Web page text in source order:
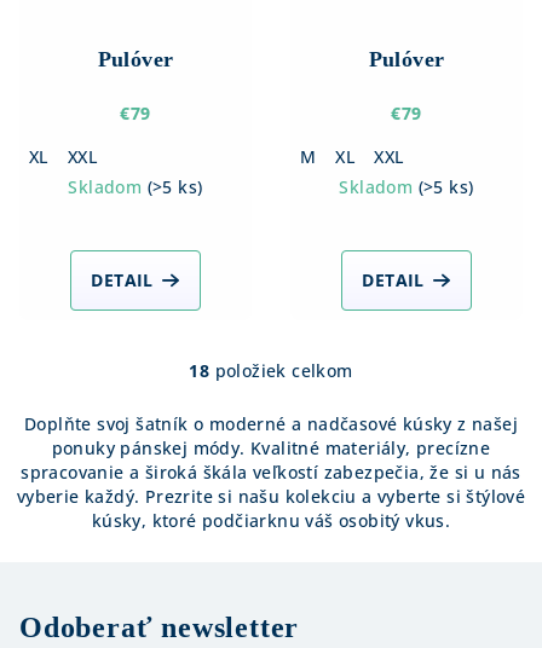
Pulóver
€79
XL
XXL
Skladom (>5 ks)
DETAIL
Pulóver
€79
M
XL
XXL
Skladom (>5 ks)
DETAIL
O
v
l
á
d
a
p
18 položiek celkom
Doplňte svoj šatník o moderné a nadčasové kúsky z našej
ponuky pánskej módy. Kvalitné materiály, precízne
spracovanie a široká škála veľkostí zabezpečia, že si u nás
vyberie každý. Prezrite si našu kolekciu a vyberte si štýlové
kúsky, ktoré podčiarknu váš osobitý vkus.
Odoberať newsletter